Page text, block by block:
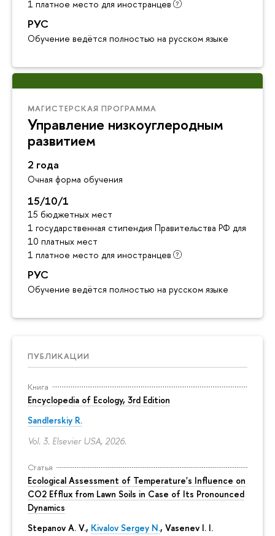
1 платное место для иностранцев
РУС
Обучение ведётся полностью на русском языке
МАГИСТЕРСКАЯ ПРОГРАММА
Управление низкоуглеродным
развитием
2 года
Очная форма обучения
15/10/1
15 бюджетных мест
1 государственная стипендия Правительства РФ для
10 платных мест
1 платное место для иностранцев
РУС
Обучение ведётся полностью на русском языке
ПУБЛИКАЦИИ
Книга
Encyclopedia of Ecology, 3rd Edition
Sandlerskiy R.
Vol. 3. Elsevier USA, 2026.
Статья
Ecological Assessment of Temperature's Influence on
CO2 Efflux from Lawn Soils in Case of Its Pronounced
Dynamics
Stepanov A. V., Kivalov Sergey N., Vasenev I. I.